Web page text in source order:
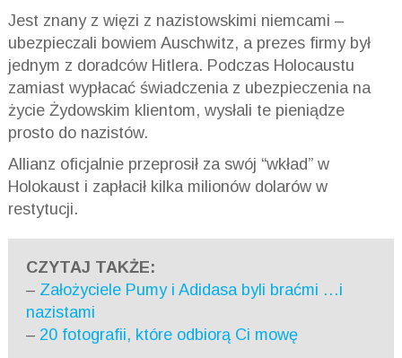
Jest znany z więzi z nazistowskimi niemcami –
ubezpieczali bowiem Auschwitz, a prezes firmy był
jednym z doradców Hitlera. Podczas Holocaustu
zamiast wypłacać świadczenia z ubezpieczenia na
życie Żydowskim klientom, wysłali te pieniądze
prosto do nazistów.
Allianz oficjalnie przeprosił za swój “wkład” w
Holokaust i zapłacił kilka milionów dolarów w
restytucji.
CZYTAJ TAKŻE:
– Założyciele Pumy i Adidasa byli braćmi …i
nazistami
– 20 fotografii, które odbiorą Ci mowę